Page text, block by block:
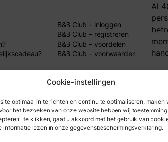
Cookie-instellingen
optimaal in te richten en continu te optimaliseren, maken
het bezoeken van onze website hebben wij
te klikken, gaat u akkoord met het gebruik van
informatie lezen in onze gegevensbeschermingsverklaring.
B&B Club – inloggen
B&B Club – registreren
B&B Club – voordelen
B&B Club – voorwaarden
Al
Alle bruidswinkels in
Nederland
Alle
van